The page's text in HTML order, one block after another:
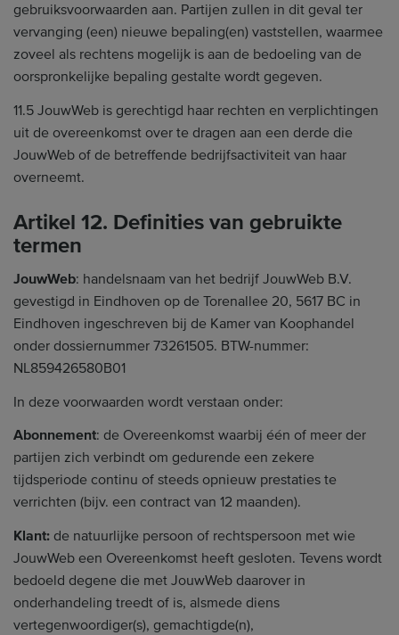
gebruiksvoorwaarden aan. Partijen zullen in dit geval ter
vervanging (een) nieuwe bepaling(en) vaststellen, waarmee
zoveel als rechtens mogelijk is aan de bedoeling van de
oorspronkelijke bepaling gestalte wordt gegeven.
11.5 JouwWeb is gerechtigd haar rechten en verplichtingen
uit de overeenkomst over te dragen aan een derde die
JouwWeb of de betreffende bedrijfsactiviteit van haar
overneemt.
Artikel 12. Definities van gebruikte
termen
JouwWeb: handelsnaam van het bedrijf JouwWeb B.V.
gevestigd in Eindhoven op de Torenallee 20, 5617 BC in
Eindhoven ingeschreven bij de Kamer van Koophandel
onder dossiernummer 73261505. BTW-nummer:
NL859426580B01
In deze voorwaarden wordt verstaan onder:
Abonnement: de Overeenkomst waarbij één of meer der
partijen zich verbindt om gedurende een zekere
tijdsperiode continu of steeds opnieuw prestaties te
verrichten (bijv. een contract van 12 maanden).
Klant: de natuurlijke persoon of rechtspersoon met wie
JouwWeb een Overeenkomst heeft gesloten. Tevens wordt
bedoeld degene die met JouwWeb daarover in
onderhandeling treedt of is, alsmede diens
vertegenwoordiger(s), gemachtigde(n),